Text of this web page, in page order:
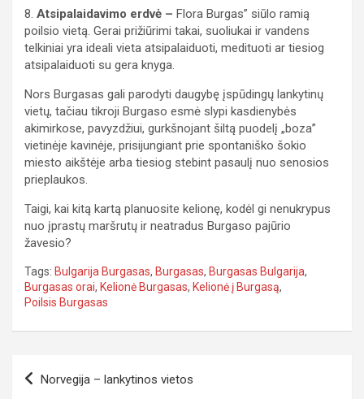
8. Atsipalaidavimo erdvė – Flora Burgas” siūlo ramią
poilsio vietą. Gerai prižiūrimi takai, suoliukai ir vandens
telkiniai yra ideali vieta atsipalaiduoti, medituoti ar tiesiog
atsipalaiduoti su gera knyga.
Nors Burgasas gali parodyti daugybę įspūdingų lankytinų
vietų, tačiau tikroji Burgaso esmė slypi kasdienybės
akimirkose, pavyzdžiui, gurkšnojant šiltą puodelį „boza”
vietinėje kavinėje, prisijungiant prie spontaniško šokio
miesto aikštėje arba tiesiog stebint pasaulį nuo senosios
prieplaukos.
Taigi, kai kitą kartą planuosite kelionę, kodėl gi nenukrypus
nuo įprastų maršrutų ir neatradus Burgaso pajūrio
žavesio?
Tags: Bulgarija Burgasas, Burgasas, Burgasas Bulgarija,
Burgasas orai, Kelionė Burgasas, Kelionė į Burgasą,
Poilsis Burgasas
Navigacija
Norvegija – lankytinos vietos